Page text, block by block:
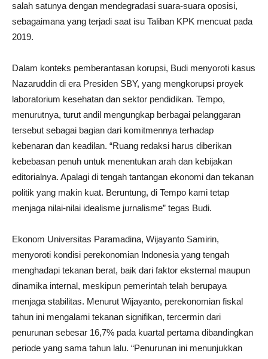
salah satunya dengan mendegradasi suara-suara oposisi,
sebagaimana yang terjadi saat isu Taliban KPK mencuat pada
2019.
Dalam konteks pemberantasan korupsi, Budi menyoroti kasus
Nazaruddin di era Presiden SBY, yang mengkorupsi proyek
laboratorium kesehatan dan sektor pendidikan. Tempo,
menurutnya, turut andil mengungkap berbagai pelanggaran
tersebut sebagai bagian dari komitmennya terhadap
kebenaran dan keadilan. “Ruang redaksi harus diberikan
kebebasan penuh untuk menentukan arah dan kebijakan
editorialnya. Apalagi di tengah tantangan ekonomi dan tekanan
politik yang makin kuat. Beruntung, di Tempo kami tetap
menjaga nilai-nilai idealisme jurnalisme” tegas Budi.
Ekonom Universitas Paramadina, Wijayanto Samirin,
menyoroti kondisi perekonomian Indonesia yang tengah
menghadapi tekanan berat, baik dari faktor eksternal maupun
dinamika internal, meskipun pemerintah telah berupaya
menjaga stabilitas. Menurut Wijayanto, perekonomian fiskal
tahun ini mengalami tekanan signifikan, tercermin dari
penurunan sebesar 16,7% pada kuartal pertama dibandingkan
periode yang sama tahun lalu. “Penurunan ini menunjukkan